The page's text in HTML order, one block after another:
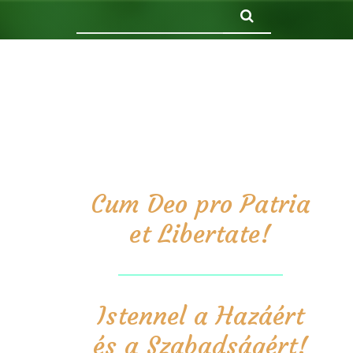
Cum Deo pro Patria
et Libertate!
Istennel a Hazáért
és a Szabadságért!